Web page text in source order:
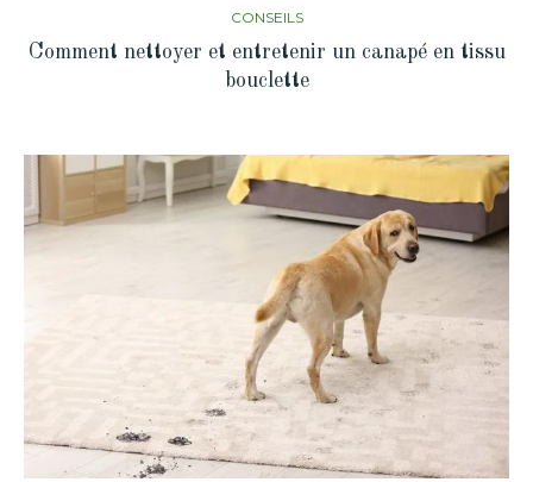
CONSEILS
Comment nettoyer et entretenir un canapé en tissu
bouclette